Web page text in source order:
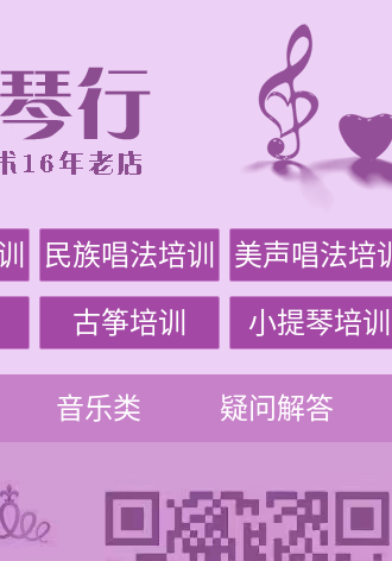
民族唱法培训 美声唱法培训
古筝培训 小提琴培训
音乐类 疑问解答